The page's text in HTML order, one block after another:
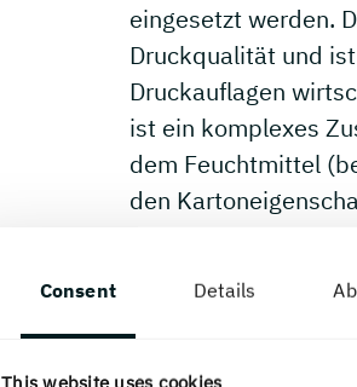
Consent Details
eingesetzt werden.
Druckqualität und
Druckauflagen
ist ein komplexes
dem Feuchtmittel
den
Papier. Dickeren